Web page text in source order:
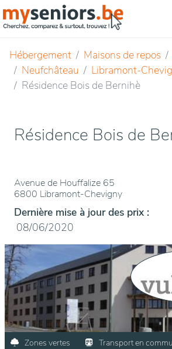
Hébergement Maisons de repos
Neufchâteau
Libramont-
Résidence Bois de Bernihè
Résidence Bois de
Avenue de Houffalize 65
6800 Libramont-Chevigny
Dernière mise à jour des prix :
08/06/2020
Zones vertes
Transport en